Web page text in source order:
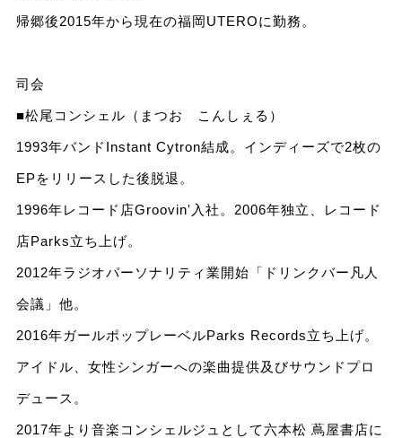
帰郷後2015年から現在の福岡UTEROに勤務。
司会
■松尾コンシェル（まつお こんしぇる）
1993年バンドInstant Cytron結成。インディーズで2枚の
EPをリリースした後脱退。
1996年レコード店Groovin'入社。2006年独立、レコード
店Parks立ち上げ。
2012年ラジオパーソナリティ業開始「ドリンクバー凡人
会議」他。
2016年ガールポップレーベルParks Records立ち上げ。
アイドル、女性シンガーへの楽曲提供及びサウンドプロ
デュース。
2017年より音楽コンシェルジュとして六本松 蔦屋書店に